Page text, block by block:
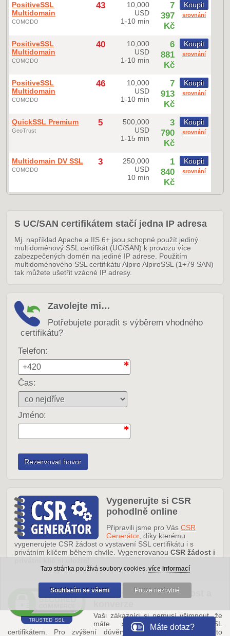
PositiveSSL
Multidomain
COMODO
43
10,000
USD
1-10 min
7
397
Kč
Koupit
srovnání
PositiveSSL
Multidomain
COMODO
40
10,000
USD
1-10 min
6
881
Kč
Koupit
srovnání
PositiveSSL
Multidomain
COMODO
46
10,000
USD
1-10 min
7
913
Kč
Koupit
srovnání
QuickSSL Premium
GeoTrust
5
500,000
USD
1-15 min
3
790
Kč
Koupit
srovnání
Multidomain DV SSL
COMODO
3
250,000
USD
10 min
1
840
Kč
Koupit
srovnání
S UC/SAN certifikátem stačí jedna IP adresa
Mj. například Apache a IIS 6+ jsou schopné použít jediný
multidoménový SSL certifikát (UC/SAN) k provozu více
zabezpečených domén na jediné IP adrese. Použitím
multidoménového SSL certifikátu Alpiro AlpiroSSL (1+79 SAN)
tak můžete ušetřit vzácné IP adresy.
Zavolejte mi…
Potřebujete poradit s výběrem vhodného
certifikátu?
Telefon:
Čas:
Jméno:
Vygenerujte si CSR
pohodlně online
Připravili jsme pro Vás CSR
Generátor, díky kterému
vygenerujete CSR žádost o vystavení SSL certifikátu i s
privátním klíčem během chvíle. Vygenerovanou CSR žádost i
← Zvyšte důvěryhodnost a
Vaši zákazníci si nemusí všimnout, že
máte server zabezpečený SSL
certifikátem. Pro zvýšení důvěryhodnosti a konverzí proto
Máte dotaz?
Tato stránka používá soubory cookies. více informací
Souhlasím se všemi Pouze nezbytné